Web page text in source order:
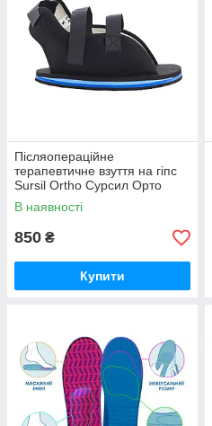
Післяопераційне
терапевтичне взуття на гіпс
Sursil Ortho Сурсил Орто
В наявності
850 ₴
Купити